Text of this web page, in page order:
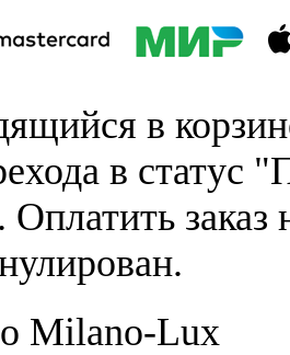
в
в статус
заказ
Milano-Lux